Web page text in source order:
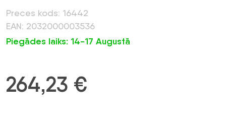
Preces kods: 16442
EAN: 2032000003536
Piegādes laiks: 14-17 Augustā
264,23 €